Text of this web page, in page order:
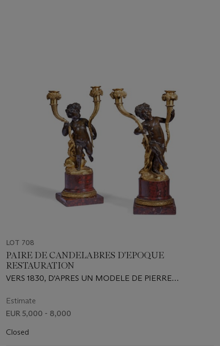
LOT 708
PAIRE DE CANDELABRES D'EPOQUE
RESTAURATION
VERS 1830, D'APRES UN MODELE DE PIERRE
Estimate
EUR 5,000 - 8,000
Closed